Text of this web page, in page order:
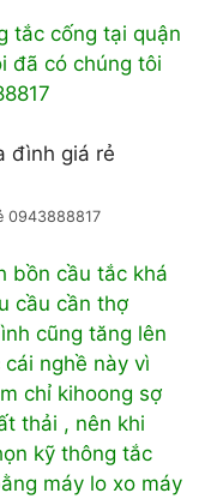
tắc cống tại quận
đã có chúng tôi
0943888817
bồn cầu tắc khá
cầu cần thợ
cũng tăng lên
nghề này vì
chỉ kihoong sợ
thải , nên khi
kỹ thông tắc
máy lo xo máy